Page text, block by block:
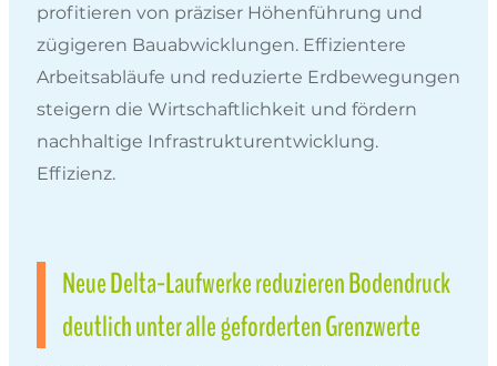
profitieren von präziser Höhenführung und
zügigeren Bauabwicklungen. Effizientere
Arbeitsabläufe und reduzierte Erdbewegungen
steigern die Wirtschaftlichkeit und fördern
nachhaltige Infrastrukturentwicklung.
Effizienz.
Neue Delta-Laufwerke reduzieren Bodendruck
deutlich unter alle geforderten Grenzwerte